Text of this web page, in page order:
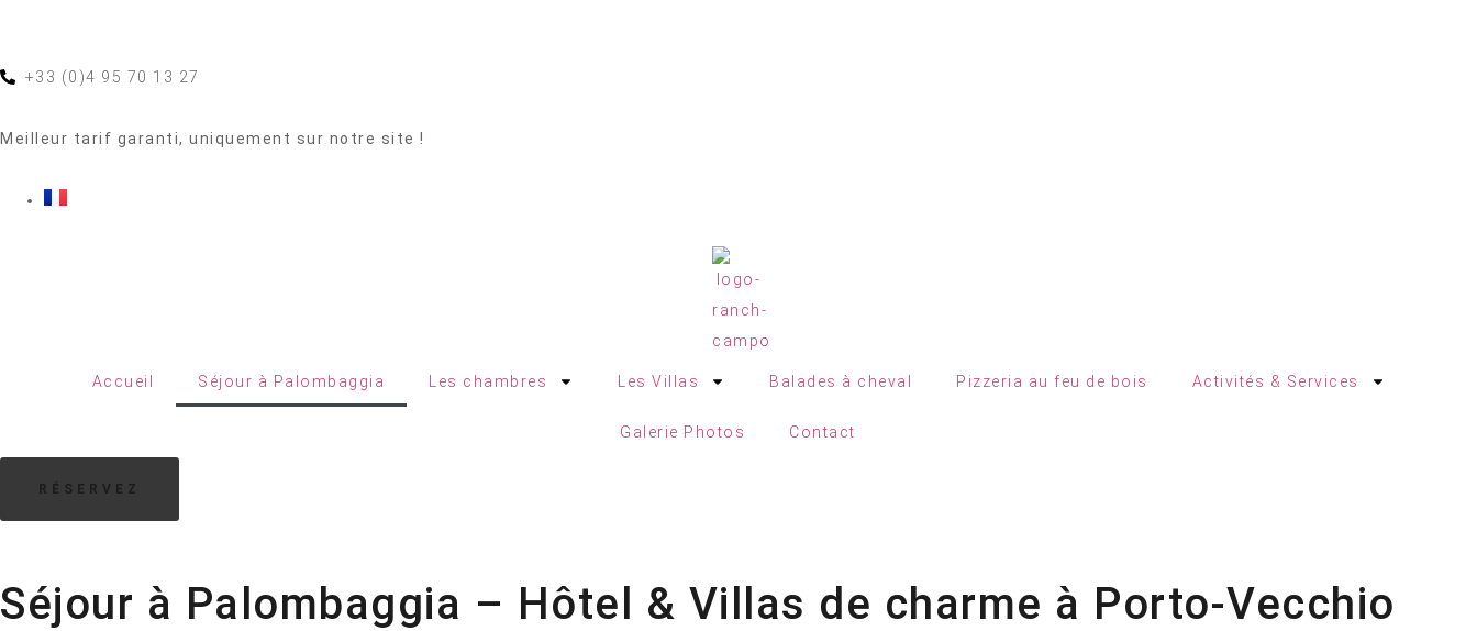
+33 (0)4 95 70 13 27
Meilleur tarif garanti, uniquement sur notre site !
Accueil Séjour à Palombaggia Les chambres Les Villas Balades à cheval Pizzeria au feu de bois Activités & Services
Galerie Photos Contact
RÉSERVEZ
Séjour à Palombaggia – Hôtel & Villas de charme à Porto-Vecchio